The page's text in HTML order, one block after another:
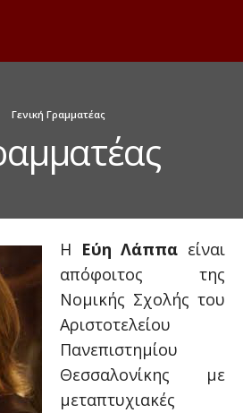
Γενική Γραμματέας
Η Εύη Λάππα είναι
απόφοιτος της
Νομικής Σχολής του
Αριστοτελείου
Πανεπιστημίου
Θεσσαλονίκης με
μεταπτυχιακές